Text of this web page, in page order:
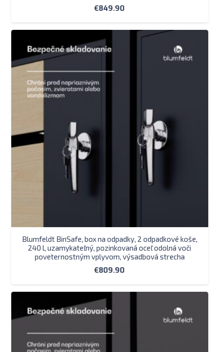
€849.90
Blumfeldt BinSafe, box na odpadky, 2 odpadkové koše,
240 l, uzamykateľný, pozinkovaná oceľ odolná voči
poveternostným vplyvom, výsadbová strecha
€809.90